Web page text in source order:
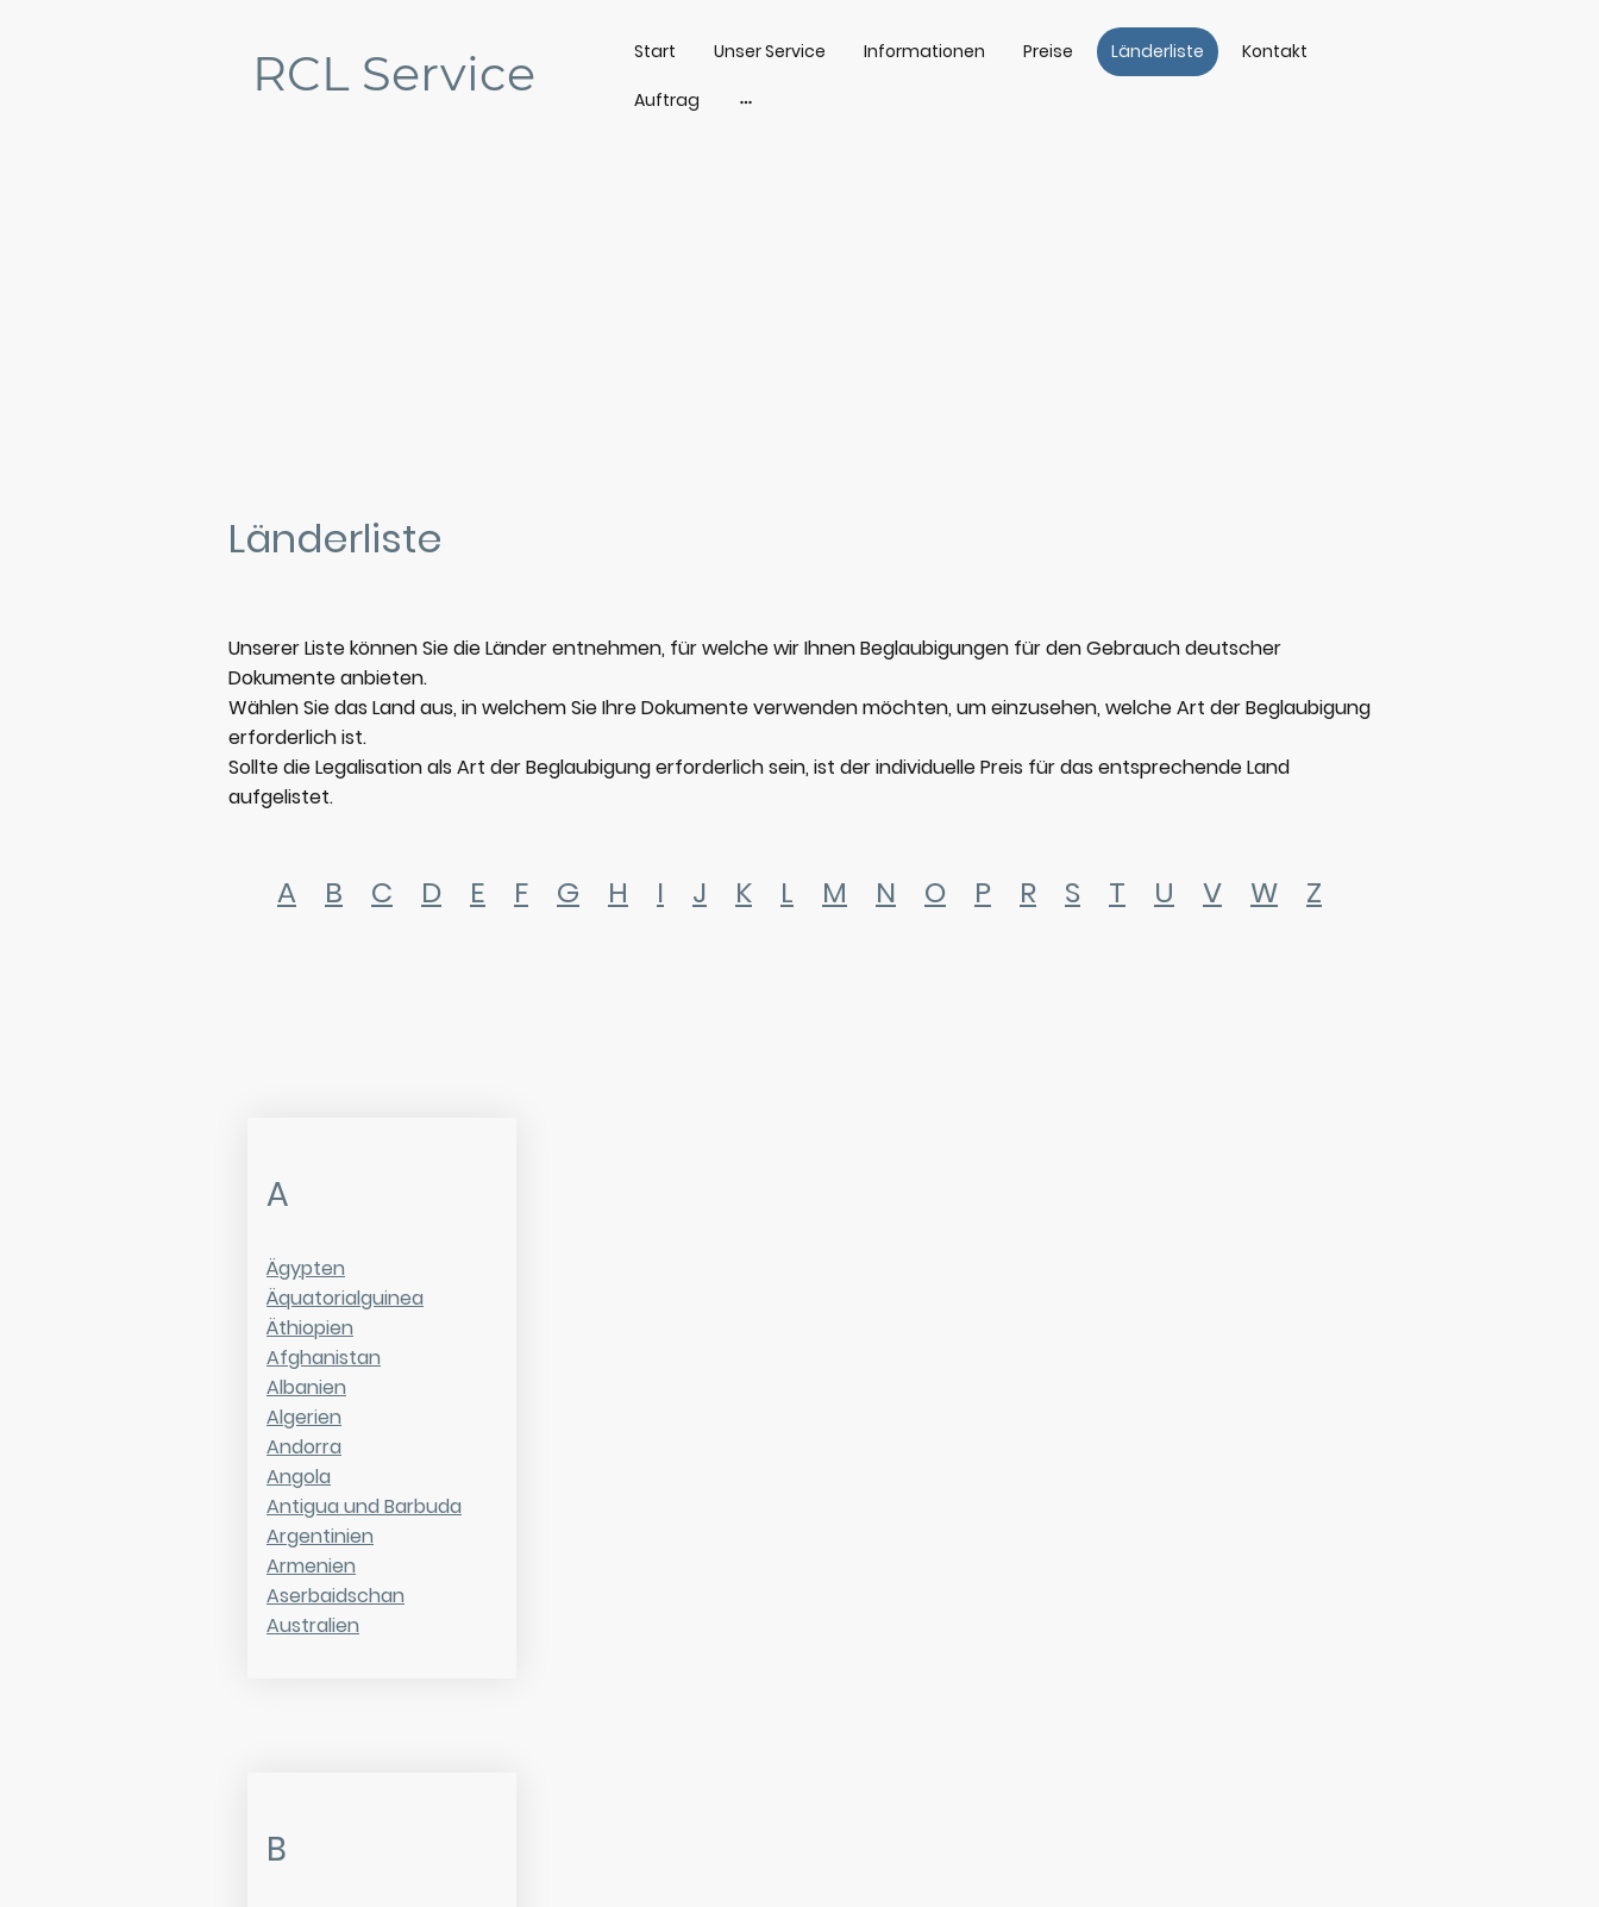
RCL Service Start Unser Service Informationen Preise Länderliste Kontakt
Auftrag
Unserer Liste können Sie die Länder entnehmen, für welche wir Ihnen Beglaubigungen für den Gebrauch deutscher
Dokumente anbieten.
Wählen Sie das Land aus, in welchem Sie Ihre Dokumente verwenden möchten, um einzusehen, welche Art der Beglaubigung
erforderlich ist.
Sollte die Legalisation als Art der Beglaubigung erforderlich sein, ist der individuelle Preis für das entsprechende Land
aufgelistet.
A B C D E F G H I J K L M N O P R S T U V W Z
Länderliste
A
Ägypten
Äquatorialguinea
Äthiopien
Afghanistan
Albanien
Algerien
Andorra
Angola
Antigua und Barbuda
Argentinien
Armenien
Aserbaidschan
Australien
B